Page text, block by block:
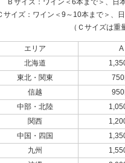
サイズ：ワイン＜9～10本まで＞、
（Ｃサイズは
エリア A
北海道
東北・関東
信越
中部・北陸
関西
中国・四国
九州